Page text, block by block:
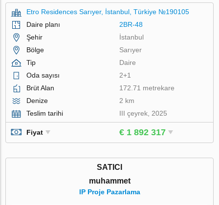
Etro Residences Sarıyer, İstanbul, Türkiye №190105
Daire planı
2BR-48
Şehir
İstanbul
Bölge
Sarıyer
Tip
Daire
Oda sayısı
2+1
Brüt Alan
172.71 metrekare
Denize
2 km
Teslim tarihi
III çeyrek, 2025
Fiyat € 1 892 317
SATICI
muhammet
IP Proje Pazarlama